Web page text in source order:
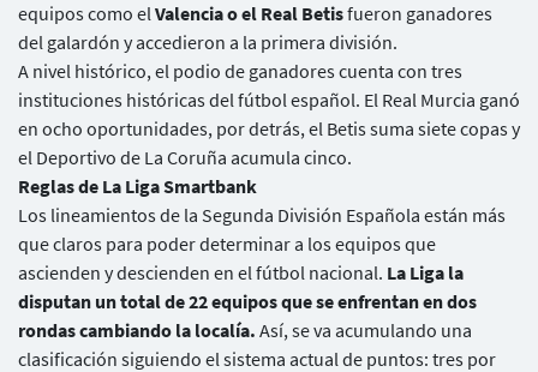
equipos como elValencia o el Real Betisfueron ganadores
del galardón y accedieron a la primera división.
A nivel histórico, el podio de ganadores cuenta con tres
instituciones históricas del fútbol español. El Real Murcia ganó
en ocho oportunidades, por detrás, el Betis suma siete copas y
el Deportivo de La Coruña acumula cinco.
Reglas de La Liga Smartbank
Los lineamientos de la Segunda División Española están más
que claros para poder determinar a los equipos que
ascienden y descienden en el fútbol nacional. La Liga la
disputan un total de 22 equipos que se enfrentan en dos
rondas cambiando la localía. Así, se va acumulando una
clasificación siguiendo el sistema actual de puntos: tres por